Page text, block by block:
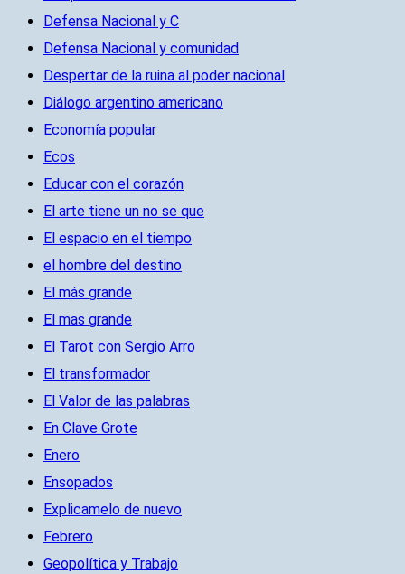
Defensa Nacional y C
Defensa Nacional y comunidad
Despertar de la ruina al poder nacional
Diálogo argentino americano
Economía popular
Ecos
Educar con el corazón
El arte tiene un no se que
El espacio en el tiempo
el hombre del destino
El más grande
El mas grande
El Tarot con Sergio Arro
El transformador
El Valor de las palabras
En Clave Grote
Enero
Ensopados
Explicamelo de nuevo
Febrero
Geopolítica y Trabajo